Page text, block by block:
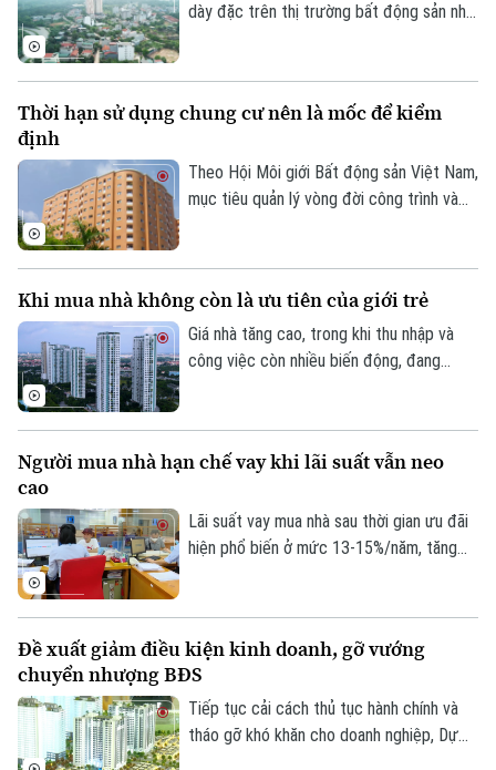
Chuyên mục
Hà Nội
Chính trị
Hà Nội
Nhịp sống Hà Nội
Thế giới
dày đặc trên thị trường bất động sản như
sâu. Với người mua, những lời rao “cắt lỗ”
để phân biệt giữa giá giảm thực và một
chiến lược bán hàng.
Thời hạn sử dụng chung cư nên là mốc để kiểm
định
Theo Hội Môi giới Bất động sản Việt Nam,
mục tiêu quản lý vòng đời công trình và
dựng cơ chế đủ rõ ràng để vừa bảo đảm
an toàn công trình, vừa bảo vệ quyền lợi
của người sở hữu.
Khi mua nhà không còn là ưu tiên của giới trẻ
Giá nhà tăng cao, trong khi thu nhập và
công việc còn nhiều biến động, đang
cho công việc và chất lượng cuộc sống.
Người mua nhà hạn chế vay khi lãi suất vẫn neo
cao
Lãi suất vay mua nhà sau thời gian ưu đãi
hiện phổ biến ở mức 13-15%/năm, tăng
hơn khi sử dụng đòn bẩy tài chính.
Đề xuất giảm điều kiện kinh doanh, gỡ vướng
chuyển nhượng BĐS
Tiếp tục cải cách thủ tục hành chính và
tháo gỡ khó khăn cho doanh nghiệp, Dự